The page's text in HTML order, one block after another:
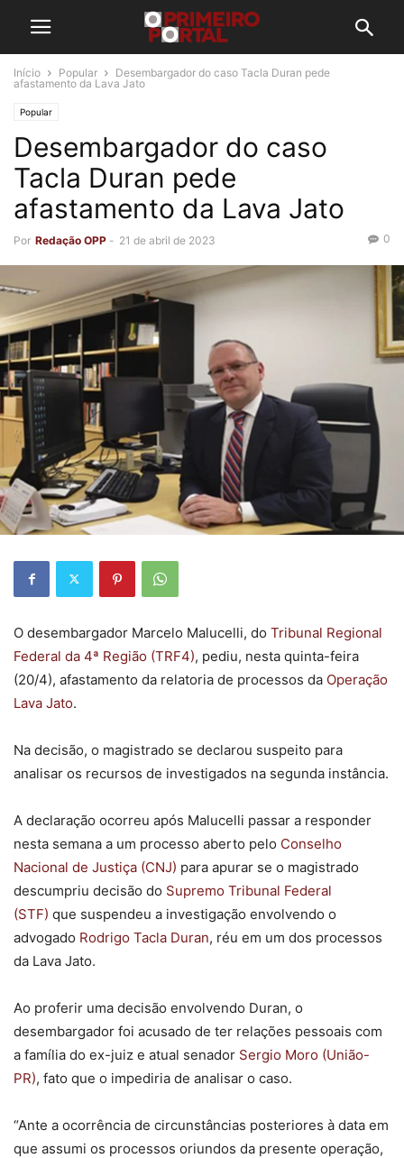
Início Popular
Desembargador do caso Tacla Duran pede
afastamento da Lava Jato
Popular
Desembargador do caso
Tacla Duran pede
afastamento da Lava Jato
Por Redação OPP - 21 de abril de 2023 0
O desembargador Marcelo Malucelli, do Tribunal Regional
Federal da 4ª Região (TRF4), pediu, nesta quinta-feira
(20/4), afastamento da relatoria de processos da Operação
Lava Jato.
Na decisão, o magistrado se declarou suspeito para
analisar os recursos de investigados na segunda instância.
A declaração ocorreu após Malucelli passar a responder
nesta semana a um processo aberto pelo Conselho
Nacional de Justiça (CNJ) para apurar se o magistrado
descumpriu decisão do Supremo Tribunal Federal
(STF) que suspendeu a investigação envolvendo o
advogado Rodrigo Tacla Duran, réu em um dos processos
da Lava Jato.
Ao proferir uma decisão envolvendo Duran, o
desembargador foi acusado de ter relações pessoais com
a família do ex-juiz e atual senador Sergio Moro (União-
PR), fato que o impediria de analisar o caso.
“Ante a ocorrência de circunstâncias posteriores à data em
que assumi os processos oriundos da presente operação,